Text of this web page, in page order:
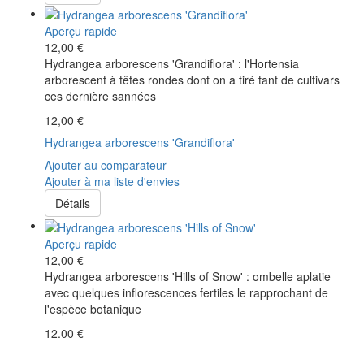
Aperçu rapide
12,00 €
Hydrangea arborescens 'Grandiflora' : l'Hortensia
arborescent à têtes rondes dont on a tiré tant de cultivars
ces dernière sannées
12,00 €
Hydrangea arborescens 'Grandiflora'
Ajouter au comparateur
Ajouter à ma liste d'envies
Détails
Aperçu rapide
12,00 €
Hydrangea arborescens 'Hills of Snow' : ombelle aplatie
avec quelques inflorescences fertiles le rapprochant de
l'espèce botanique
12,00 €